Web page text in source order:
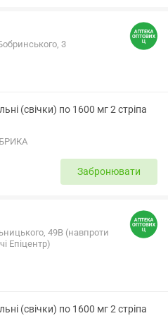
3
(свічки) по 1600 мг 2 стріпа
Забронювати
49В (навпроти
Епіцентр)
(свічки) по 1600 мг 2 стріпа